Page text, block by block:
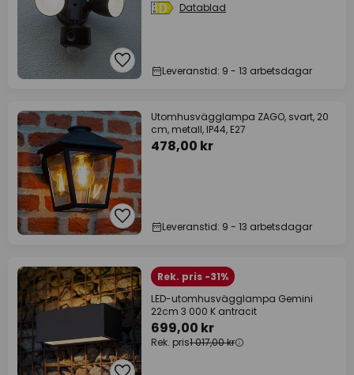
Datablad
Leveranstid: 9 - 13 arbetsdagar
Utomhusvägglampa ZAGO, svart, 20
cm, metall, IP44, E27
478,00 kr
Leveranstid: 9 - 13 arbetsdagar
Rek. pris -31%
LED-utomhusvägglampa Gemini
22cm 3 000 K antracit
699,00 kr
Rek. pris1 017,00 kr